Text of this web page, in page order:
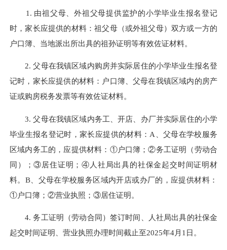
1. 由祖父母、外祖父母提供监护的小学毕业生报名登记
时，家长应提供的材料：祖父母（或外祖父母）双方或一方的
户口簿、当地派出所出具的祖孙证明等有效佐证材料。
2. 父母在我镇区域内购房并实际居住的小学毕业生报名登
记时，家长应提供的材料：户口簿、父母在我镇区域内的房产
证或购房税务发票等有效佐证材料。
3. 父母在我镇区域内务工、开店、办厂并实际居住的小学
毕业生报名登记时，家长应提供的材料：A、父母在学校服务
区域内务工的，应提供材料：①户口簿；②务工证明（劳动合
同）；③居住证明；④人社局出具的社保金起交时间证明材
料。B、父母在学校服务区域内开店或办厂的，应提供材料：
①户口簿；②营业执照；③居住证明。
4. 务工证明（劳动合同）签订时间、人社局出具的社保金
起交时间证明、营业执照办理时间截止至2025年4月1日。